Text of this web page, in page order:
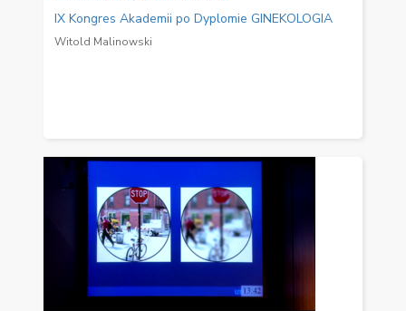
IX Kongres Akademii po Dyplomie GINEKOLOGIA
Witold Malinowski